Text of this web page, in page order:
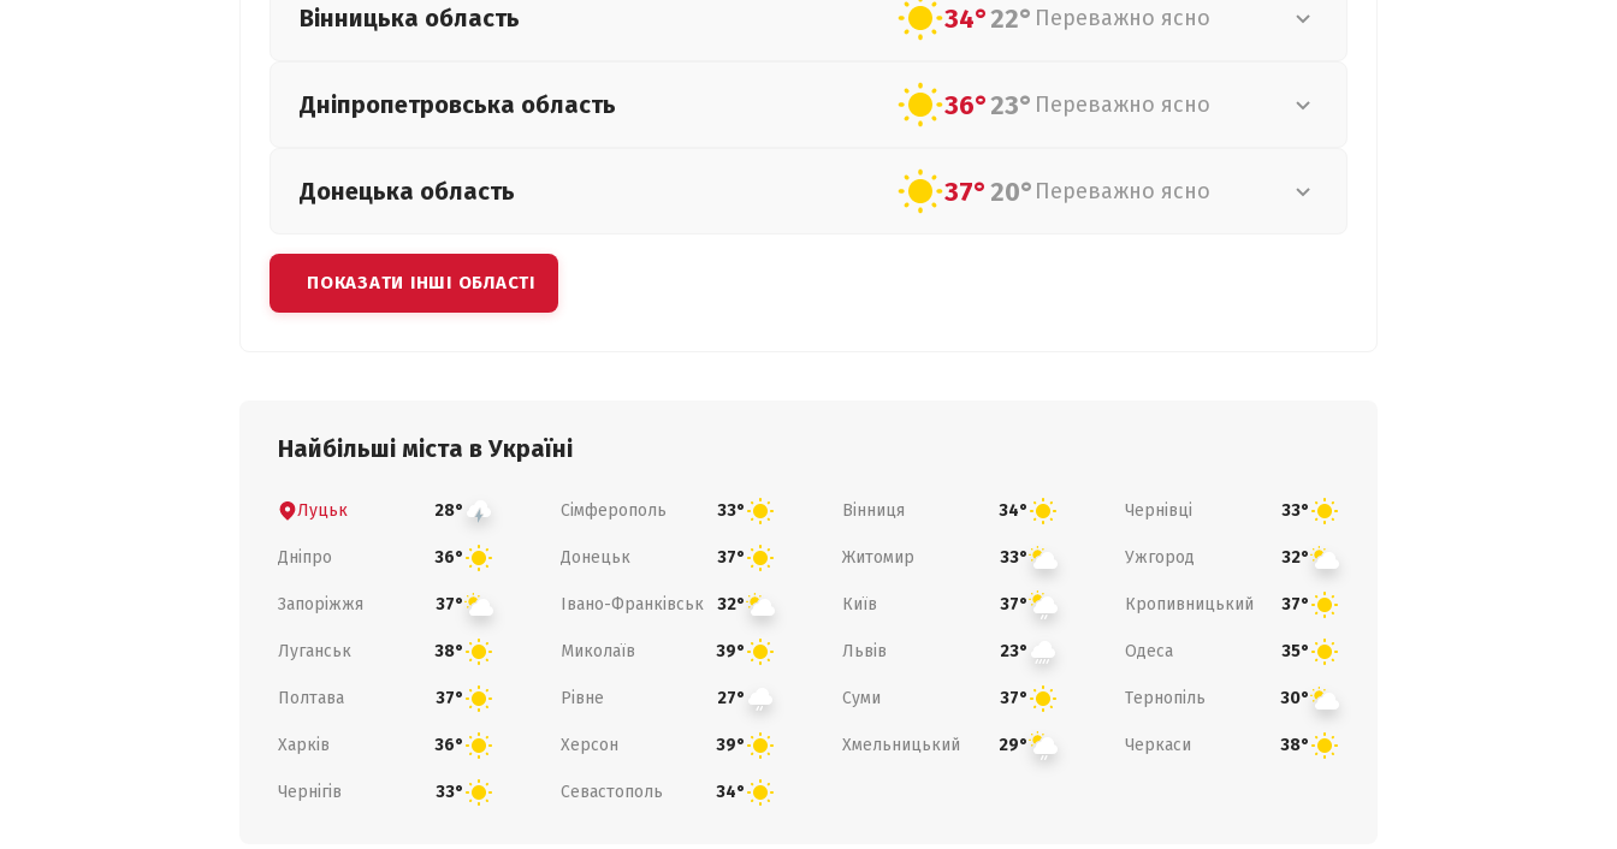
Вінницька область 34°22° Переважно ясно
Дніпропетровська область 36°23° Переважно ясно
Донецька область 37°20° Переважно ясно
ПОКАЗАТИ ІНШІ ОБЛАСТІ
Найбільші міста в Україні
Луцьк 28° Сімферополь 33° Вінниця 34° Чернівці 33°
Дніпро 36° Донецьк 37° Житомир 33° Ужгород 32°
Запоріжжя 37° Івано-Франківськ 32° Київ 37° Кропивницький 37°
Луганськ 38° Миколаїв 39° Львів 23° Одеса 35°
Полтава 37° Рівне 27° Суми 37° Тернопіль 30°
Харків 36° Херсон 39° Хмельницький 29° Черкаси 38°
Чернігів 33° Севастополь 34°